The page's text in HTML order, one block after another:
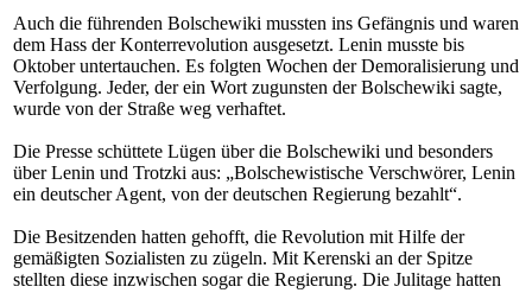
Auch die führenden Bolschewiki mussten ins Gefängnis und waren
dem Hass der Konterrevolution ausgesetzt. Lenin musste bis
Oktober untertauchen. Es folgten Wochen der Demoralisierung und
Verfolgung. Jeder, der ein Wort zugunsten der Bolschewiki sagte,
wurde von der Straße weg verhaftet.
Die Presse schüttete Lügen über die Bolschewiki und besonders
über Lenin und Trotzki aus: „Bolschewistische Verschwörer, Lenin
ein deutscher Agent, von der deutschen Regierung bezahlt“.
Die Besitzenden hatten gehofft, die Revolution mit Hilfe der
gemäßigten Sozialisten zu zügeln. Mit Kerenski an der Spitze
stellten diese inzwischen sogar die Regierung. Die Julitage hatten